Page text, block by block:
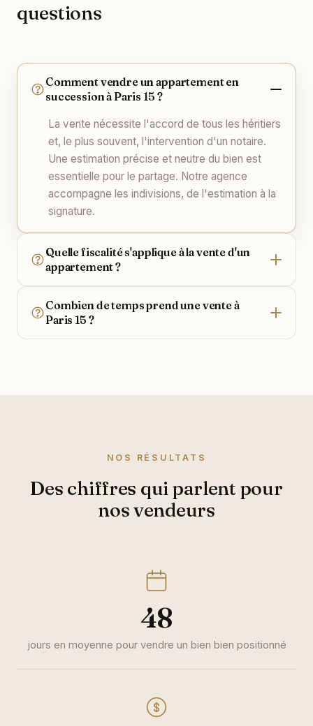
questions
Comment vendre un appartement en
succession à Paris 15 ?
La vente nécessite l'accord de tous les héritiers
et, le plus souvent, l'intervention d'un notaire.
Une estimation précise et neutre du bien est
essentielle pour le partage. Notre agence
accompagne les indivisions, de l'estimation à la
signature.
Quelle fiscalité s'applique à la vente d'un
appartement ?
Combien de temps prend une vente à
Paris 15 ?
NOS RÉSULTATS
Des chiffres qui parlent pour
nos vendeurs
48
jours en moyenne pour vendre un bien bien positionné